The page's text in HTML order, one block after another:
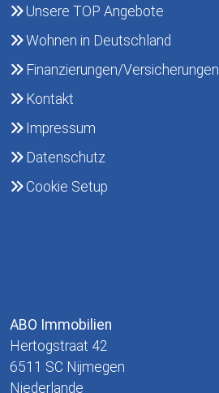
Unsere TOP Angebote
Wohnen in Deutschland
Finanzierungen/Versicherungen
Kontakt
Impressum
Datenschutz
Cookie Setup
ABO Immobilien
Hertogstraat 42
6511 SC Nijmegen
Niederlande